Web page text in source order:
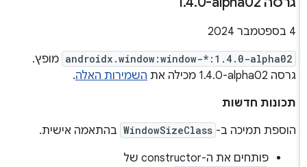
androidx.window:window-*:1.4.0-alpha02 מופץ.
גרסה ‎1.4.0-alpha02 מכילה את
השמירות האלה.
תכונות חדשות
הוספת תמיכה ב- WindowSizeClass בהתאמה אישית.
פותחים את ה-constructor של